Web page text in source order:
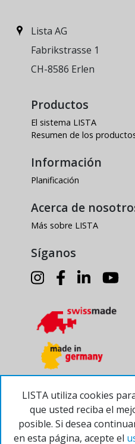
LISTA utiliza cookies
que usted reciba el
posible. Si desea
en esta página, acepte el
Lista AG
Fabrikstrasse 1
CH-8586 Erlen
Productos
El sistema LISTA
Resumen de los
Información
Planificación
Acerca de
Más sobre LISTA
Síganos
© 2024 Lista AG
Pie